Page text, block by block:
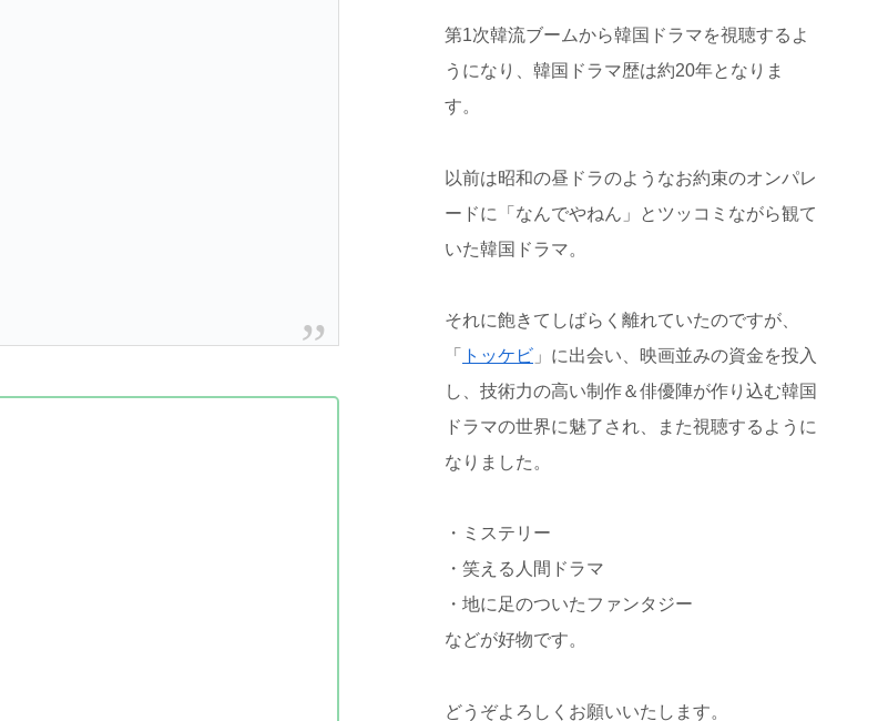
第1次韓流ブームから韓国ドラマを視聴するよ
うになり、韓国ドラマ歴は約20年となりま
す。
以前は昭和の昼ドラのようなお約束のオンパレ
ードに「なんでやねん」とツッコミながら観て
いた韓国ドラマ。
それに飽きてしばらく離れていたのですが、
「 トッケビ 」に出会い、映画並みの資金を投入
し、技術力の高い制作＆俳優陣が作り込む韓国
ドラマの世界に魅了され、また視聴するように
なりました。
・ミステリー
・笑える人間ドラマ
・地に足のついたファンタジー
などが好物です。
どうぞよろしくお願いいたします。